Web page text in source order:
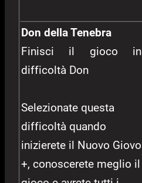
Don della Tenebra
Finisci il gioco in
difficoltà Don
Selezionate questa
difficoltà quando
inizierete il Nuovo Giovo
+, conoscerete meglio il